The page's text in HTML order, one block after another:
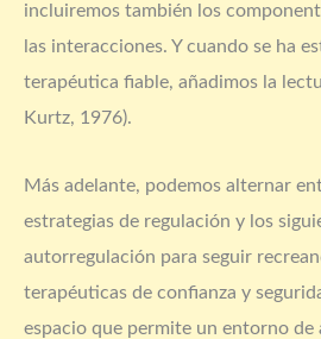
incluiremos también los
las interacciones. Y cuando se ha
terapéutica fiable, añadimos la
Kurtz, 1976).
Más adelante, podemos alternar
estrategias de regulación y los
autorregulación para seguir
terapéuticas de confianza y
espacio que permite un entorno de